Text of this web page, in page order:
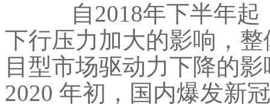
自2018年下半年起
下行压力加大的影响，
目型市场驱动力下降的
2020 年初，国内爆发新